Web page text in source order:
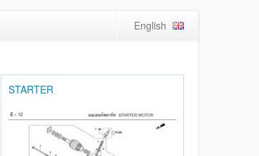
English
STARTER